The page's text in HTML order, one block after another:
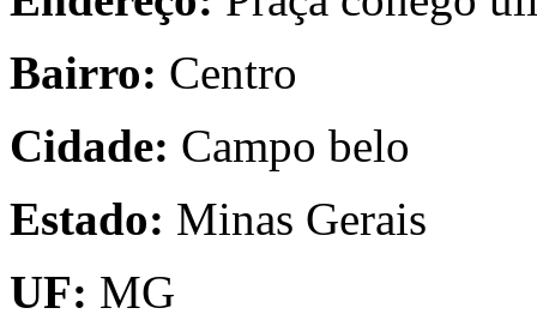
Bairro: Centro
Cidade: Campo belo
Estado: Minas Gerais
UF: MG